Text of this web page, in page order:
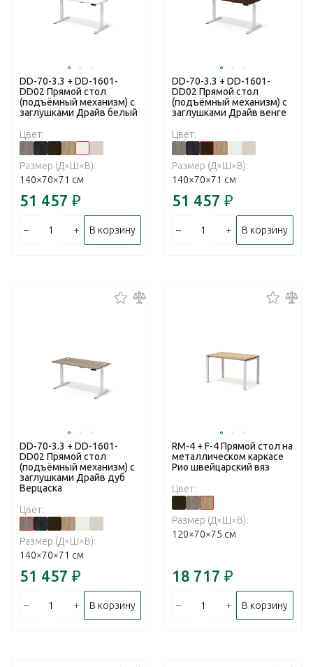
DD-70-3.3 + DD-1601-
DD02 Прямой стол
(подъёмный механизм) с
заглушками Драйв белый
Цвет:
Размер (Д×Ш×В):
140×70×71 см
51 457 ₽
– + В корзину
DD-70-3.3 + DD-1601-
DD02 Прямой стол
(подъёмный механизм) с
заглушками Драйв венге
Цвет:
Размер (Д×Ш×В):
140×70×71 см
51 457 ₽
– + В корзину
DD-70-3.3 + DD-1601-
DD02 Прямой стол
(подъёмный механизм) с
заглушками Драйв дуб
Верцаска
Цвет:
Размер (Д×Ш×В):
140×70×71 см
51 457 ₽
– + В корзину
RM-4 + F-4 Прямой стол на
металлическом каркасе
Рио швейцарский вяз
Цвет:
Размер (Д×Ш×В):
120×70×75 см
18 717 ₽
– + В корзину